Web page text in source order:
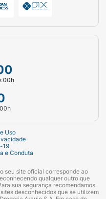
00h
Uso
19
e Conduta
seu site oficial corresponde ao
qualquer outro que
sua segurança recomendamos
desconhecidos que se utilizem